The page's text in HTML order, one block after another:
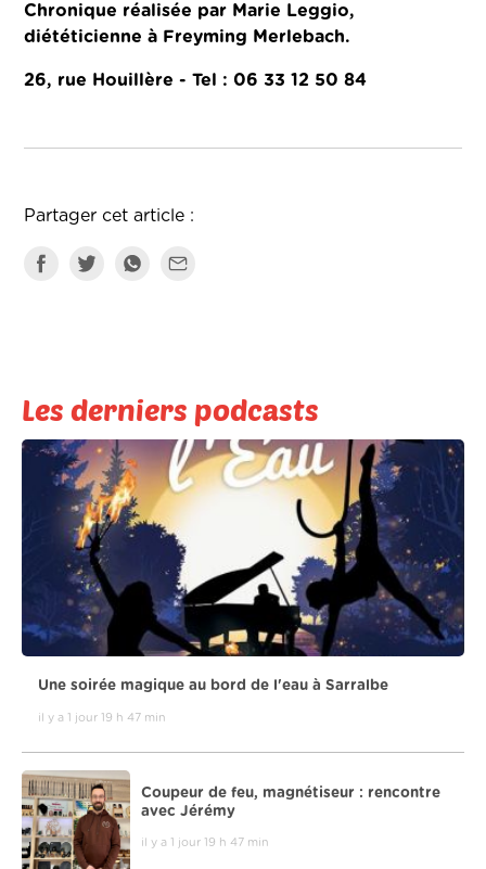
Chronique réalisée par Marie Leggio,
diététicienne à Freyming Merlebach.
26, rue Houillère - Tel : 06 33 12 50 84
Partager cet article :
Les derniers podcasts
Une soirée magique au bord de l'eau à Sarralbe
il y a 1 jour 19 h 47 min
Coupeur de feu, magnétiseur : rencontre
avec Jérémy
il y a 1 jour 19 h 47 min